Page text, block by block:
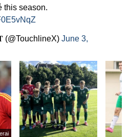
this season.
(@TouchlineX) June 3,